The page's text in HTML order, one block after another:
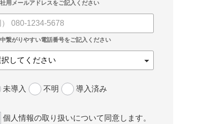
未導入 不明 導入済み
個人情報の取り扱いについて同意します。